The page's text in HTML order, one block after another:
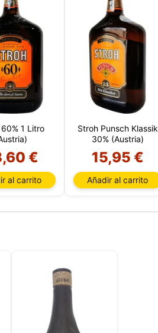
1 Litro
€
al carrito
Stroh Punsch Klassik
30% (Austria)
15,95 €
Añadir al carrito